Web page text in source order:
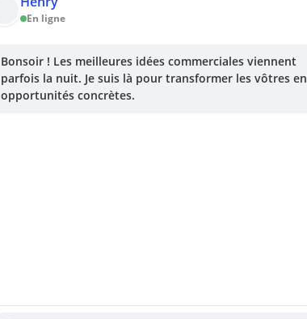
En ligne
Bonsoir ! Les meilleures idées commerciales viennent
parfois la nuit. Je suis là pour transformer les vôtres en
opportunités concrètes.